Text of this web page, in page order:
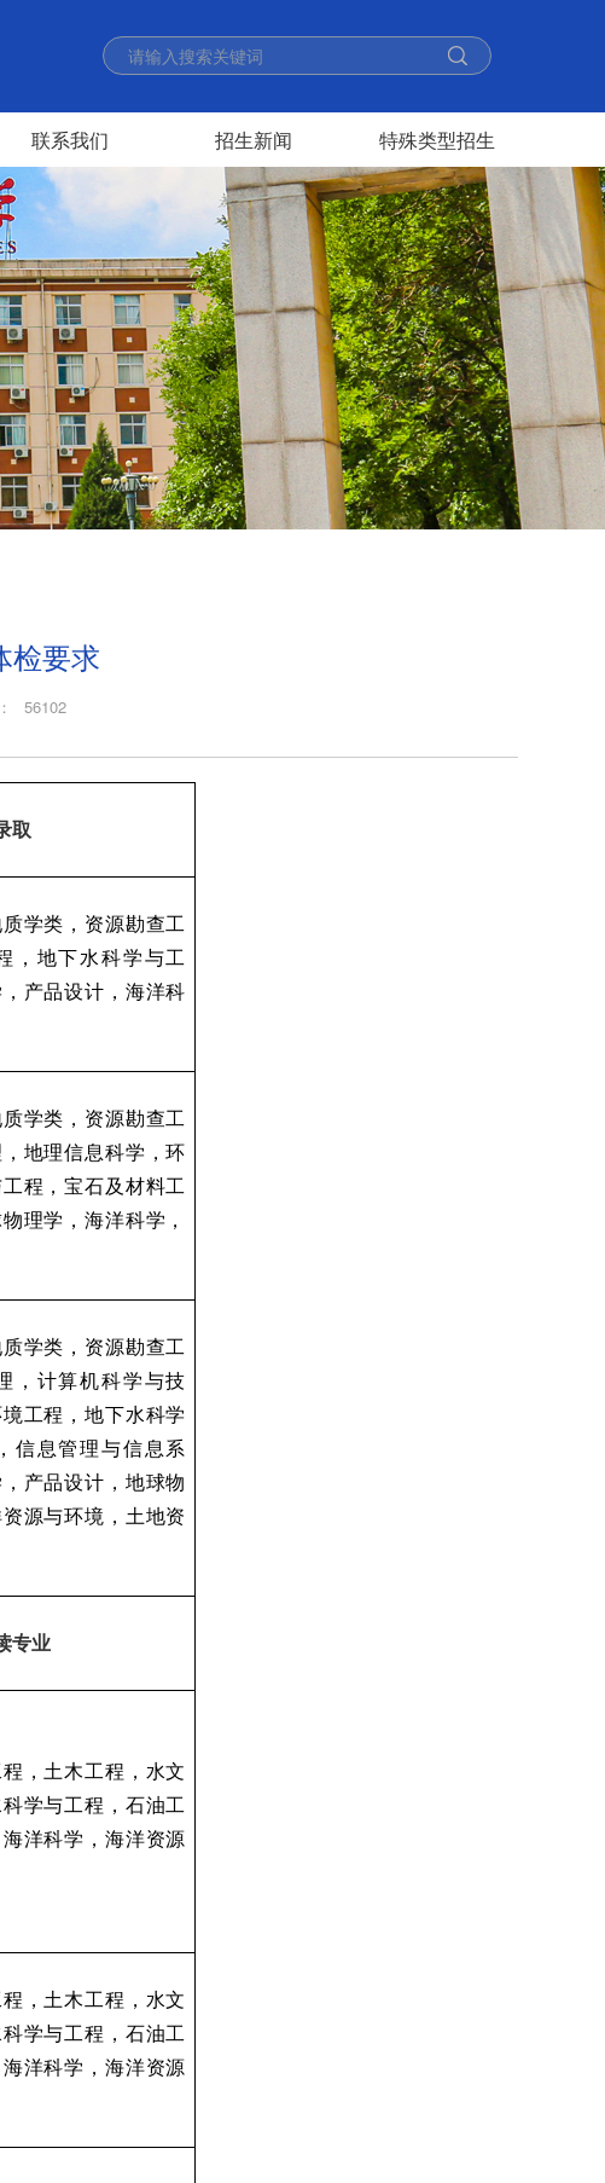
联系我们 招生新闻 特殊类型招生
检要求
56102
取
学类，资源勘查工
，地下水科学与工
产品设计，海洋科
学类， 资源勘查工
地理信息科学，环
程，宝石及材料工
理学，海洋科学，
学类， 资源勘查工
，计算机科学与技
工程，地下水科学
信息管理与信息系
产品设计，地球物
源与环境，土地资
专业
，土木工程，水文
学与工程，石油工
洋科学，海洋资源
，土木工程，水文
学与工程，石油工
洋科学，海洋资源